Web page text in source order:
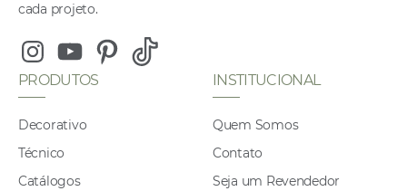
cada projeto.
InstagramYoutubePinterest
Tiktok
PRODUTOS
Decorativo
Técnico
Catálogos
INSTITUCIONAL
Quem Somos
Contato
Seja um Revendedor